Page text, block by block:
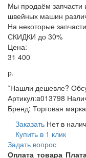
Мы продаём запчасти
швейных машин
На некоторые
СКИДКИ до 30%
Цена:
31 400
р.
*Нашли дешевле?
Артикул:a013798
Бренд: Торговая
Заказать Нет в
Купить в 1 клик
Задать вопрос
Оплата товара